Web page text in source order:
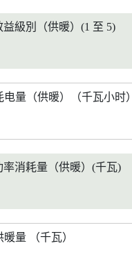
益級別（供暖）(1 至 5)
电量（供暖）（千瓦小时）
率消耗量（供暖）(千瓦)
量 （千瓦）